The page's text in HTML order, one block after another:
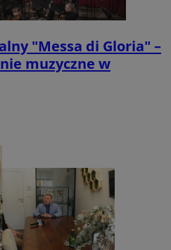
"Messa di Gloria" –
muzyczne w